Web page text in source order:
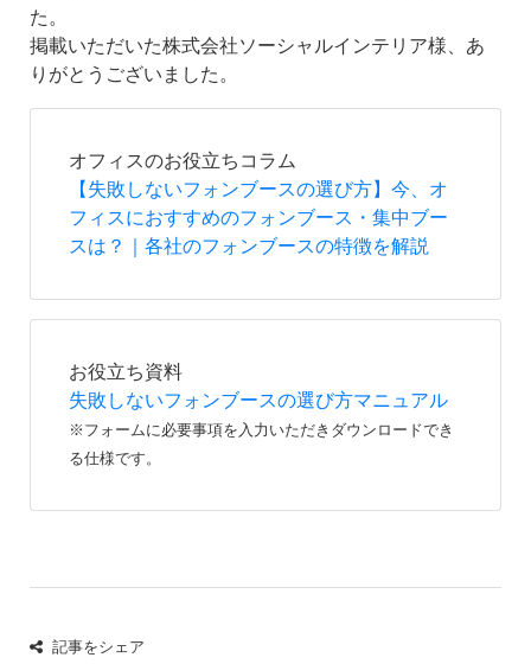
た。
掲載いただいた株式会社ソーシャルインテリア様、あ
りがとうございました。
オフィスのお役立ちコラム
【失敗しないフォンブースの選び方】今、オ
フィスにおすすめのフォンブース・集中ブー
スは？｜各社のフォンブースの特徴を解説
お役立ち資料
失敗しないフォンブースの選び方マニュアル
※フォームに必要事項を入力いただきダウンロードでき
る仕様です。
記事をシェア